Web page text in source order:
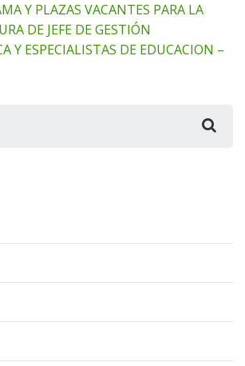
Y PLAZAS VACANTES PARA LA
DE JEFE DE GESTIÓN
Y ESPECIALISTAS DE EDUCACION –